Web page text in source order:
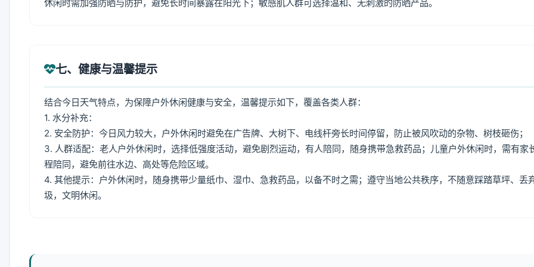
休闲时需加强防晒与防护，避免长时间暴露在阳光下；敏感肌人群可选择温和、无刺激的防晒产品。
七、健康与温馨提示
结合今日天气特点，为保障户外休闲健康与安全，温馨提示如下，覆盖各类人群：
1. 水分补充：
2. 安全防护：今日风力较大，户外休闲时避免在广告牌、大树下、电线杆旁长时间停留，防止被风吹动的杂物、树枝砸伤；
3. 人群适配：老人户外休闲时，选择低强度活动，避免剧烈运动，有人陪同，随身携带急救药品；儿童户外休闲时，需有家
程陪同，避免前往水边、高处等危险区域。
4. 其他提示：户外休闲时，随身携带少量纸巾、湿巾、急救药品，以备不时之需；遵守当地公共秩序，不随意踩踏草坪、丢
圾，文明休闲。